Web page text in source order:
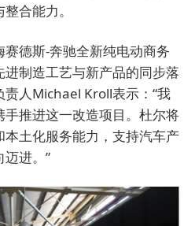
合能力。
德斯-奔驰全新纯电动商务
制造工艺与新产品的同步落
人Michael Kroll表示：“我
推进这一改造项目。杜尔将
土化服务能力，支持汽车产
进。”